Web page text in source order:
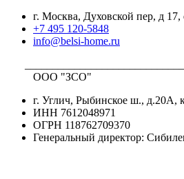
г. Москва, Духовской пер, д 17,
+7 495 120-5848
info@belsi-home.ru
ООО "ЗСО"
г. Углич, Рыбинское ш., д.20А,
ИНН 7612048971
ОГРН 118762709370
Генеральный директор: